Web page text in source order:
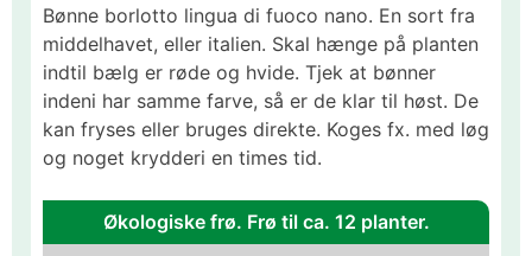
Bønne borlotto lingua di fuoco nano. En sort fra
middelhavet, eller italien. Skal hænge på planten
indtil bælg er røde og hvide. Tjek at bønner
indeni har samme farve, så er de klar til høst. De
kan fryses eller bruges direkte. Koges fx. med løg
og noget krydderi en times tid.
Økologiske frø. Frø til ca. 12 planter.